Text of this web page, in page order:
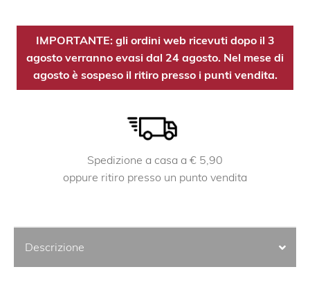
quantità
IMPORTANTE: gli ordini web ricevuti dopo il 3
agosto verranno evasi dal 24 agosto. Nel mese di
agosto è sospeso il ritiro presso i punti vendita.
Spedizione a casa a € 5,90
oppure ritiro presso un punto vendita
Descrizione